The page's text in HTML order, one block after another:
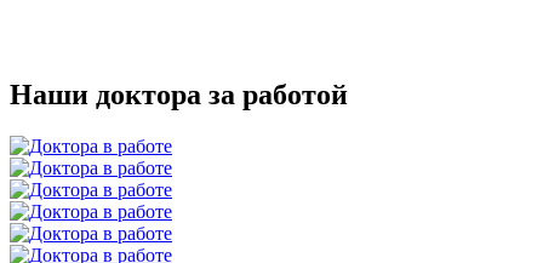
Наши доктора за работой